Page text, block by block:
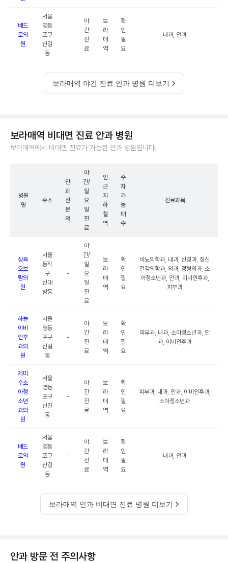
베드
로의
원
서울
영등
포구
신길
동
-
야
간
진
료
보
라
매
역
확
인
필
요
내과, 안과
보라매역 야간 진료 안과 병원 더보기
보라매역 비대면 진료 안과 병원
보라매역에서 비대면 진료가 가능한 안과 병원입니다.
병원
명
주소
안
과
전
문
의
야
간/
일
요
일
진
료
인
근
지
하
철
역
주
차
가
능
대
수
진료과목
삼육
오보
람의
원
서울
동작
구
신대
방동
-
야
간/
일
요
일
진
료
보
라
매
역
확
인
필
요
비뇨의학과, 내과, 신경과, 정신
건강의학과, 외과, 정형외과, 소
아청소년과, 안과, 이비인후과,
피부과
하늘
이비
인후
과의
원
서울
영등
포구
신길
동
-
야
간
진
료
보
라
매
역
확
인
필
요
피부과, 내과, 소아청소년과, 안
과, 이비인후과
제미
수소
아청
소년
과의
원
서울
영등
포구
신길
동
-
야
간
진
료
보
라
매
역
확
인
필
요
피부과, 내과, 안과, 이비인후과,
소아청소년과
베드
로의
원
서울
영등
포구
신길
동
-
야
간
진
료
보
라
매
역
확
인
필
요
내과, 안과
보라매역 안과 비대면 진료 병원 더보기
안과 방문 전 주의사항